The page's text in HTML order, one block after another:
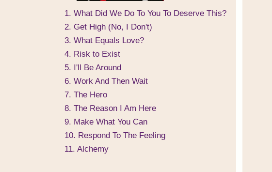
1. What Did We Do To You To Deserve This?
2. Get High (No, I Don't)
3. What Equals Love?
4. Risk to Exist
5. I'll Be Around
6. Work And Then Wait
7. The Hero
8. The Reason I Am Here
9. Make What You Can
10. Respond To The Feeling
11. Alchemy